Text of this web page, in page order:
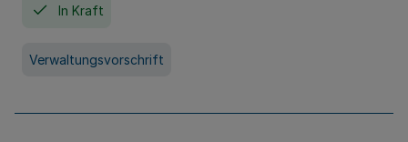
In Kraft
Verwaltungsvorschrift